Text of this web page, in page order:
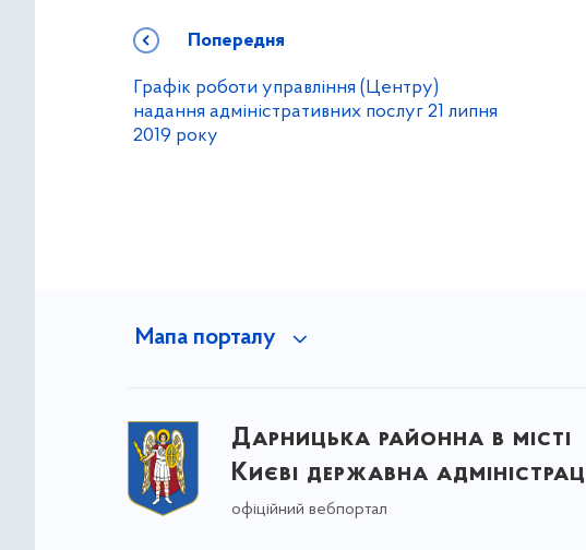
Попередня
Графік роботи управління (Центру)
надання адміністративних послуг 21 липня
2019 року
Мапа порталу
Дарницька районна в місті
Києві державна
офіційний вебпортал